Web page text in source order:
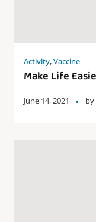
Activity,Vaccine
Make Life
June 14, 2021 by